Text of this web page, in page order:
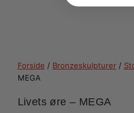
Forside / Bronzeskulpturer/
MEGA
Livets øre – MEGA